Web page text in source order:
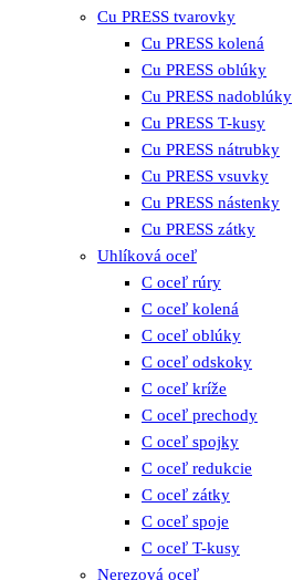
Cu PRESS tvarovky
Cu PRESS kolená
Cu PRESS oblúky
Cu PRESS nadoblúky
Cu PRESS T-kusy
Cu PRESS nátrubky
Cu PRESS vsuvky
Cu PRESS nástenky
Cu PRESS zátky
Uhlíková oceľ
C oceľ rúry
C oceľ kolená
C oceľ oblúky
C oceľ odskoky
C oceľ kríže
C oceľ prechody
C oceľ spojky
C oceľ redukcie
C oceľ zátky
C oceľ spoje
C oceľ T-kusy
Nerezová oceľ